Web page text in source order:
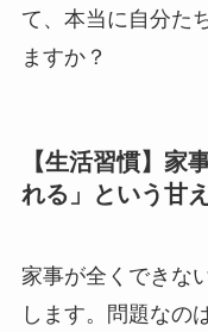
て、本当に自分た
ますか？
【生活習慣】家
れる」という甘
家事が全くできな
します。問題なの